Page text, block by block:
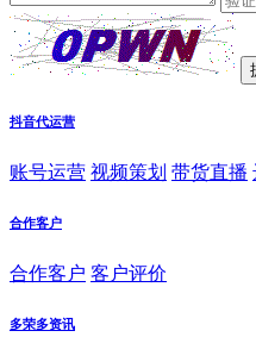
抖音代运营
账号运营 视频策划 带货直播
合作客户
合作客户 客户评价
多荣多资讯